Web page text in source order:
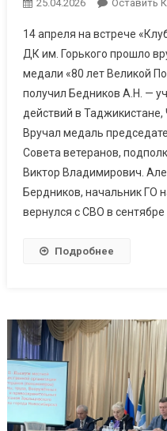
25.04.2026 Оставить
14 апреля на встрече
ДК им. Горького прошло
медали «80 лет Великой
получил Бедников А.Н. —
действий в Таджикистане,
Вручал медаль
Совета ветеранов,
Виктор Владимирович.
Бердников, начальник ГО
вернулся с СВО в сентябре
Подробнее